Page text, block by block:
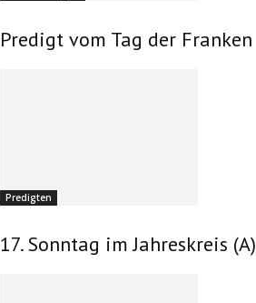
Predigt vom Tag der Franken
Predigten
17. Sonntag im Jahreskreis (A)